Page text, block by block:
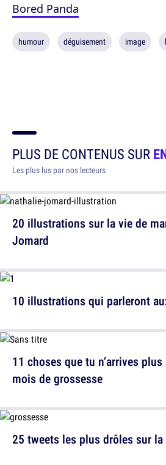
Bored Panda
humour déguisement image
PLUS DE CONTENUS SUR
Les plus lus par nos lecteurs
20 illustrations sur la vie de
Jomard
11 choses que tu n’arrives
mois de grossesse
10 illustrations qui parleront
25 tweets les plus drôles sur la